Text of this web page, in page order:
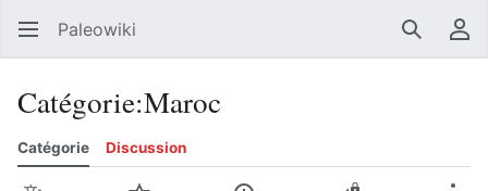
Paleowiki
Catégorie:Maroc
Catégorie Discussion